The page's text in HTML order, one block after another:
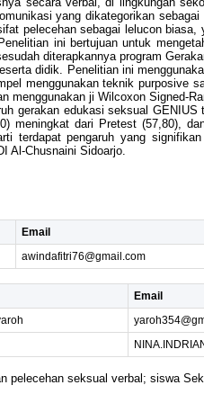
yang dikategorikan
pelecehan sebagai lelucon
ini bertujuan untuk
diterapkannya program
didik. Penelitian ini
menggunakan teknik purposive
ji Wilcoxon Signed-
gerakan edukasi seksual
meningkat dari Pretest (57,80),
terdapat pengaruh yang
Al-Chusnaini Sidoarjo.
Email
awindafitri76@gmail.com
Email
pelecehan seksual verbal; siswa